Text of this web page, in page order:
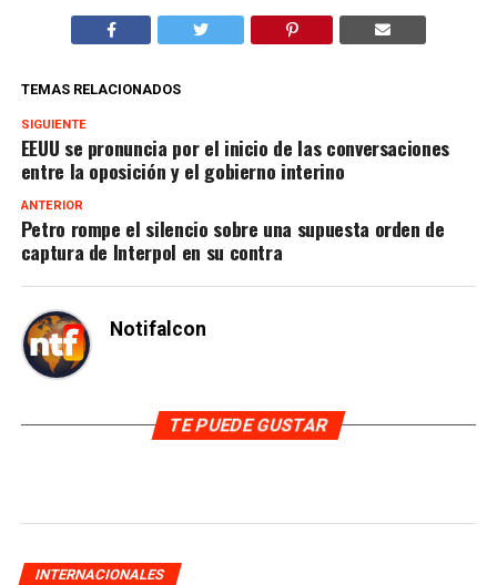
TEMAS RELACIONADOS
SIGUIENTE
EEUU se pronuncia por el inicio de las conversaciones
entre la oposición y el gobierno interino
ANTERIOR
Petro rompe el silencio sobre una supuesta orden de
captura de Interpol en su contra
Notifalcon
TE PUEDE GUSTAR
INTERNACIONALES